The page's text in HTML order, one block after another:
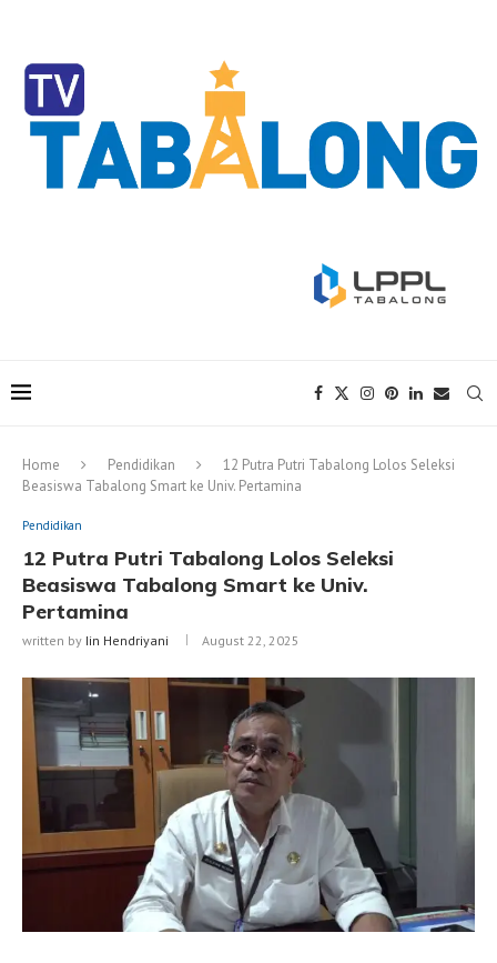
Home Pendidikan
12 Putra Putri Tabalong Lolos Seleksi
Beasiswa Tabalong Smart ke Univ. Pertamina
Pendidikan
12 Putra Putri Tabalong Lolos Seleksi
Beasiswa Tabalong Smart ke Univ.
Pertamina
written by Iin Hendriyani August 22, 2025